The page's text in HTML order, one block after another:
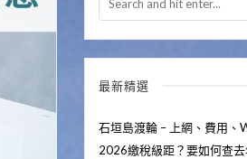
最新精選
石垣島渡輪 – 上網、費用、
2026繳稅級距？要如何查